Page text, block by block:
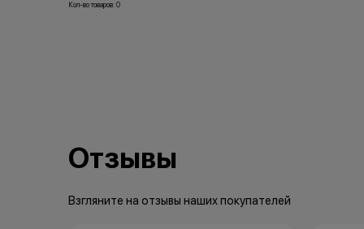
Кол-во товаров: 0
Отзывы
Взгляните на отзывы наших покупателей